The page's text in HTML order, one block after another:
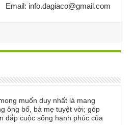
Email: info.dagiaco@gmail.com
muốn duy nhất là mang
ông bố, bà mẹ tuyệt vời; góp
đắp cuộc sống hạnh phúc của